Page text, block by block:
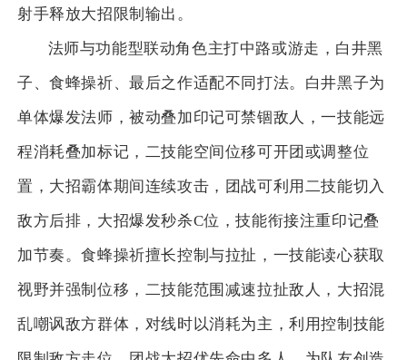
射手释放大招限制输出。
法师与功能型联动角色主打中路或游走，白井黑
子、食蜂操祈、最后之作适配不同打法。白井黑子为
单体爆发法师，被动叠加印记可禁锢敌人，一技能远
程消耗叠加标记，二技能空间位移可开团或调整位
置，大招霸体期间连续攻击，团战可利用二技能切入
敌方后排，大招爆发秒杀C位，技能衔接注重印记叠
加节奏。食蜂操祈擅长控制与拉扯，一技能读心获取
视野并强制位移，二技能范围减速拉扯敌人，大招混
乱嘲讽敌方群体，对线时以消耗为主，利用控制技能